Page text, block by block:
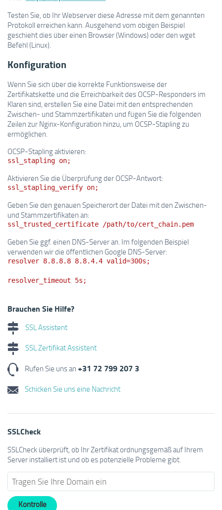
Testen Sie, ob Ihr Webserver diese Adresse mit dem genannten
Protokoll erreichen kann. Ausgehend vom obigen Beispiel
geschieht dies über einen Browser (Windows) oder den wget
Befehl (Linux).
Konfiguration
Wenn Sie sich über die korrekte Funktionsweise der
Zertifikatskette und die Erreichbarkeit des OCSP-Responders im
Klaren sind, erstellen Sie eine Datei mit den entsprechenden
Zwischen- und Stammzertifikaten und fügen Sie die folgenden
Zeilen zur Nginx-Konfiguration hinzu, um OCSP-Stapling zu
ermöglichen.
OCSP-Stapling aktivieren:
ssl_stapling on;
Aktivieren Sie die Überprüfung der OCSP-Antwort:
ssl_stapling_verify on;
Geben Sie den genauen Speicherort der Datei mit den Zwischen-
und Stammzertifikaten an:
ssl_trusted_certificate /path/to/cert_chain.pem
Geben Sie ggf. einen DNS-Server an. Im folgenden Beispiel
verwenden wir die öffentlichen Google DNS-Server:
resolver 8.8.8.8 8.8.4.4 valid=300s;
resolver_timeout 5s;
Brauchen Sie Hilfe?
SSL Assistent
SSL Zertifikat Assistent
Rufen Sie uns an +31 72 799 207 3
Schicken Sie uns eine Nachricht
SSLCheck
SSLCheck überprüft, ob Ihr Zertifikat ordnungsgemäß auf Ihrem
Server installiert ist und ob es potenzielle Probleme gibt.